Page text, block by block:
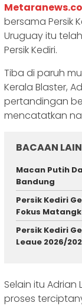
Metaranews.co
bersama Persik
Uruguay itu
Persik Kediri.
Tiba di paruh
Kerala Blaster,
pertandingan
mencatatkan
BACAAN
Macan Putih
Bandung
Persik Kediri
Fokus
Persik Kediri
Leaue 2026/
Selain itu
proses